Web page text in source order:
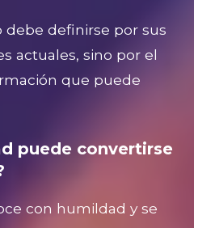
debe definirse por sus
actuales, sino por el
que puede
puede convertirse
con humildad y se